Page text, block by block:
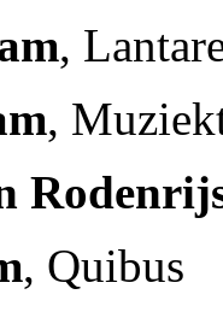
,
,
, Quibus